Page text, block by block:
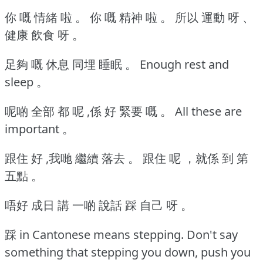
你 嘅 情緒 啦 。 你 嘅 精神 啦 。
所以 運動 呀 、
健康 飲食 呀 。
足夠 嘅 休息 同埋 睡眠 。
Enough rest and
sleep 。
呢啲 全部 都 呢 ,係 好 緊要 嘅 。
All these are
important 。
跟住 好 ,我哋 繼續 落去 。
跟住 呢 ，就係 到 第
五點 。
唔好 成日 講 一啲 說話 踩 自己 呀 。
踩 in Cantonese means stepping. Don't say
something that stepping you down, push you